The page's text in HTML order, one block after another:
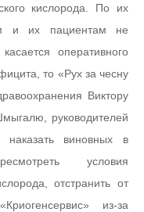
кислорода. По их
и их пациентам не
оперативного
то «Рух за чесну
Виктору
руководителей
виновных в
условия
отстранить от
из-за